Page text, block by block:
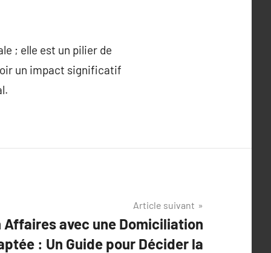
; elle est un pilier de
un impact significatif
Article suivant
Affaires avec une Domiciliation
: Un Guide pour Décider la